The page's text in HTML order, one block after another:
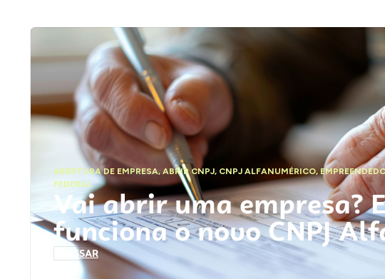
ABERTURA DE EMPRESA,ABRIR CNPJ, CNPJ ALFANUMÉRICO,
FEDERAL
Vai abrir uma empresa?
funciona o novo CNPJ
ACESSAR